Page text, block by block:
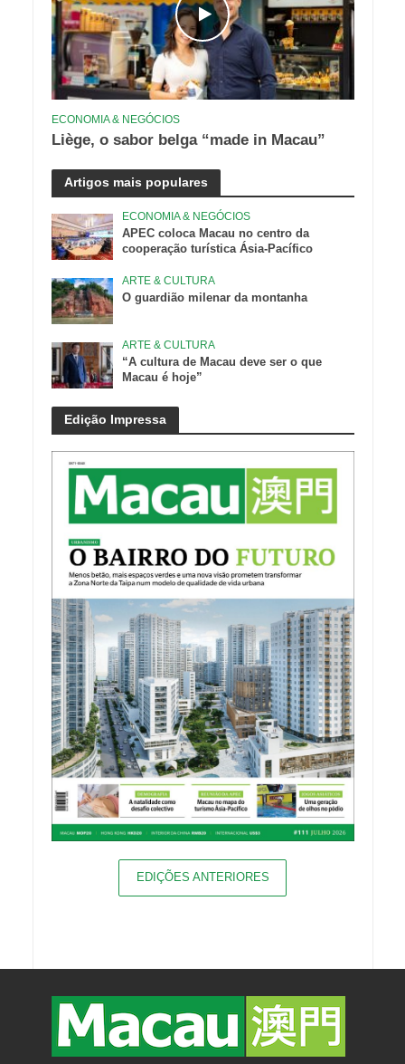
ECONOMIA & NEGÓCIOS
Liège, o sabor belga “made in Macau”
Artigos mais populares
ECONOMIA & NEGÓCIOS
APEC coloca Macau no centro da
cooperação turística Ásia-Pacífico
ARTE & CULTURA
O guardião milenar da montanha
ARTE & CULTURA
“A cultura de Macau deve ser o que
Macau é hoje”
Edição Impressa
EDIÇÕES ANTERIORES